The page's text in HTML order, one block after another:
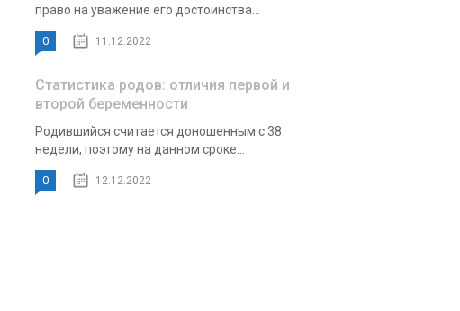
право на уважение его достоинства...
0 11.12.2022
Статистика родов: отличия первой и
второй беременности
Родившийся считается доношенным с 38
недели, поэтому на данном сроке...
0 12.12.2022